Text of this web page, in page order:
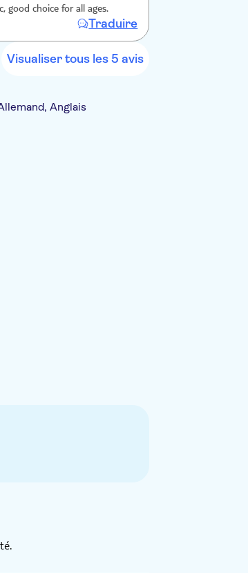
good choice for all ages.
Traduire
Visualiser tous les 5 avis
Anglais